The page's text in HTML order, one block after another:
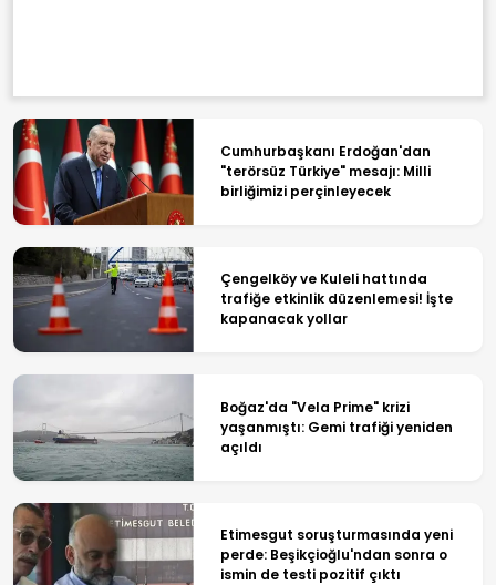
Cumhurbaşkanı Erdoğan'dan
"terörsüz Türkiye" mesajı: Milli
birliğimizi perçinleyecek
Çengelköy ve Kuleli hattında
trafiğe etkinlik düzenlemesi! İşte
kapanacak yollar
Boğaz'da "Vela Prime" krizi
yaşanmıştı: Gemi trafiği yeniden
açıldı
Etimesgut soruşturmasında yeni
perde: Beşikçioğlu'ndan sonra o
ismin de testi pozitif çıktı